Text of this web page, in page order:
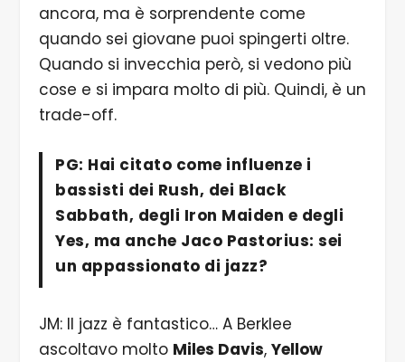
ancora, ma è sorprendente come
quando sei giovane puoi spingerti oltre.
Quando si invecchia però, si vedono più
cose e si impara molto di più. Quindi, è un
trade-off.
PG: Hai citato come influenze i
bassisti dei Rush, dei Black
Sabbath, degli Iron Maiden e degli
Yes, ma anche Jaco Pastorius: sei
un appassionato di jazz?
JM: Il jazz è fantastico… A Berklee
ascoltavo molto Miles Davis, Yellow